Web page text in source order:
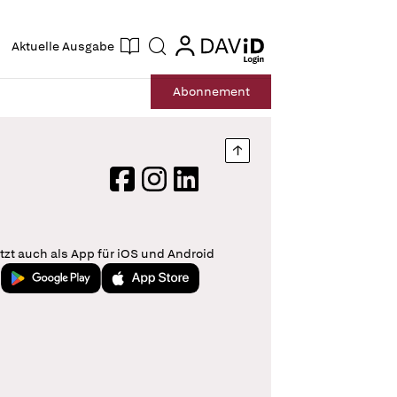
Aktuelle Ausgabe Suche login
login
Abonnement
Nach oben springen
FacebookInstagram
LinkedIn
auch als App für iOS und Android
Jetzt bei Google PlayLaden im App Store